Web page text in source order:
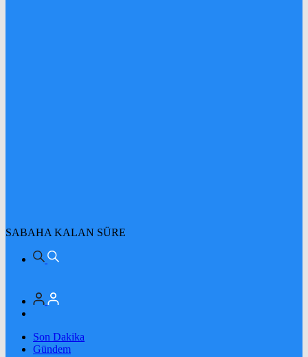
SABAHA KALAN SÜRE
Son Dakika
Gündem